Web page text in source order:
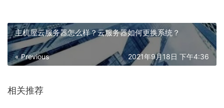
主机屋云服务器怎么样？云服务器如何更换系统？
« Previous 2021年9月18日 下午4:36
相关推荐